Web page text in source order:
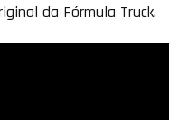
da Fórmula Truck.